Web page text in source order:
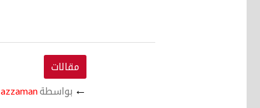
مقالات
← بواسطةazzaman